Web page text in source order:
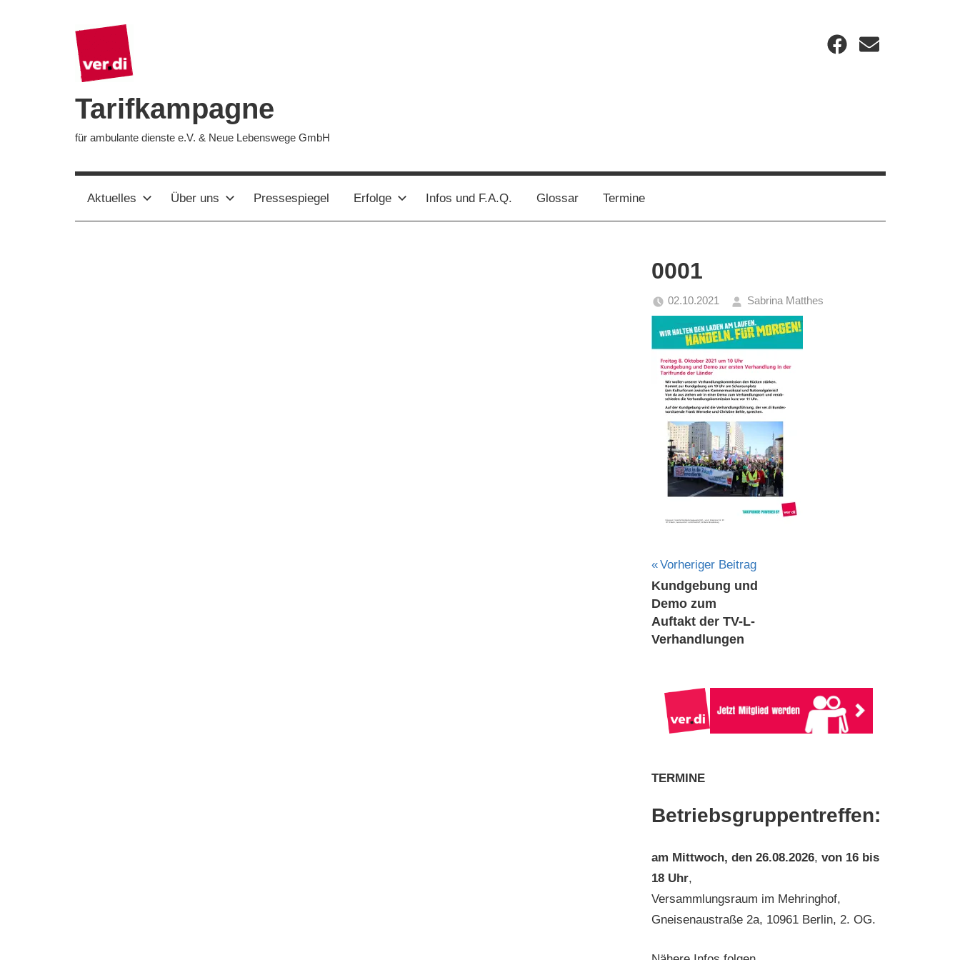
Tarifkampagne
für ambulante dienste e.V. & Neue Lebenswege GmbH
Facebook
Email
Aktuelles Über uns Pressespiegel Erfolge Infos und F.A.Q. Glossar Termine
0001
02.10.2021 Sabrina Matthes
Beitragsnavigation
Vorheriger Beitrag
Kundgebung und
Demo zum
Auftakt der TV-L-
Verhandlungen
TERMINE
Betriebsgruppentreffen:
am Mittwoch, den 26.08.2026, von 16 bis
18 Uhr,
Versammlungsraum im Mehringhof,
Gneisenaustraße 2a, 10961 Berlin, 2. OG.